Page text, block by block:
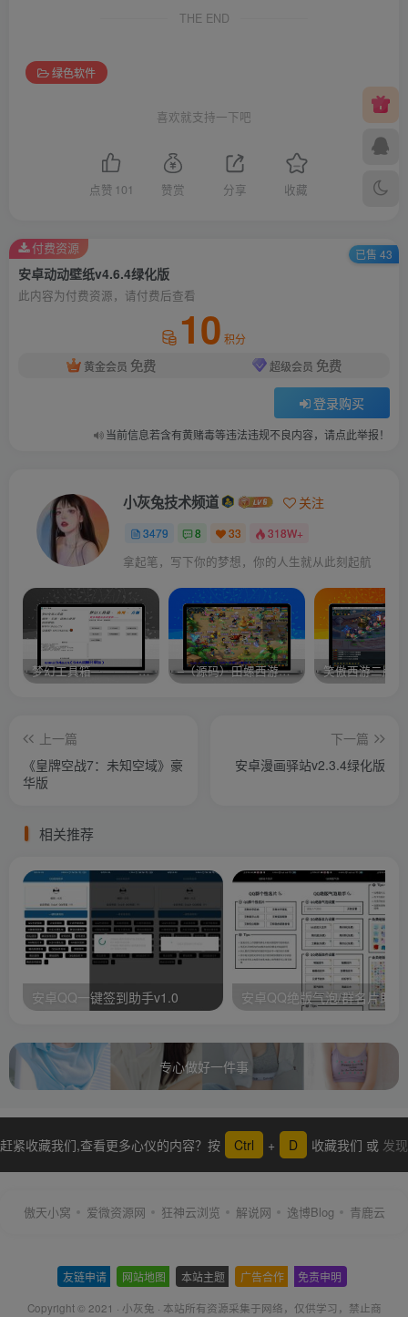
THE END
绿色软件
喜欢就支持一下吧
点赞 101 赞赏 分享 收藏
安卓动动壁纸v4.6.4绿化版
此内容为付费资源，请付费后查看
10 积分
黄金会员 免费 超级会员 免费
登录购买
当前信息若含有黄赌毒等违法违规不良内容，请点此举报！
付费资源 已售 43
小灰兔技术频道 关注
3479 8 33 318W+
拿起笔，写下你的梦想，你的人生就从此刻起航
梦幻工具箱————-免费 –（源码）田螺西游9.0 假人摆摊18门派飞升渡劫化圣助战最新BB谛听…. 笑傲西游二版-
上一篇
《皇牌空战7：未知空域》豪
华版
下一篇
安卓漫画驿站v2.3.4绿化版
相关推荐
安卓QQ一键签到助手v1.0 安卓QQ绝版气泡/群名片助手
专心做好一件事
赶紧收藏我们,查看更多心仪的内容？按 Ctrl + D 收藏我们 或 发现
傲天小窝 爱微资源网 狂神云浏览 解说网 逸博Blog 青鹿云
友链申请 网站地图 本站主题 广告合作 免责申明
Copyright © 2021 · 小灰兔 · 本站所有资源采集于网络，仅供学习，禁止商